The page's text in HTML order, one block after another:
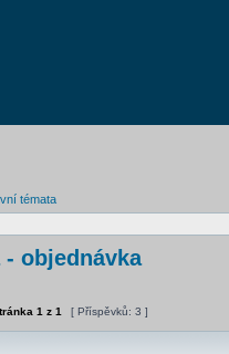
témata
objednávka
1 z 1 [ Příspěvků: 3 ]